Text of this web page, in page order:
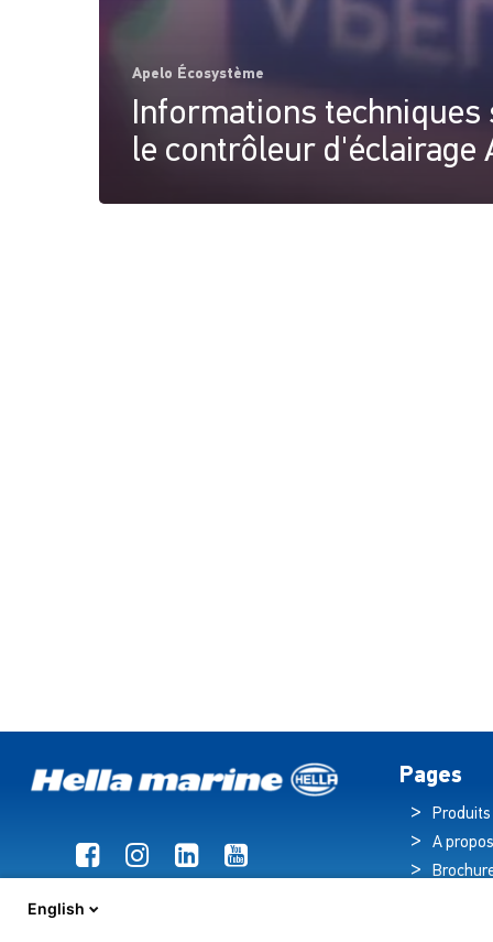
Apelo Écosystème
Informations techniques
le contrôleur d'éclairage
Pages
Produits
A
English